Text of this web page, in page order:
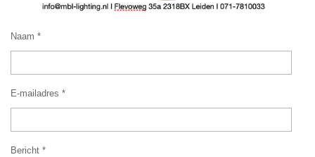
Naam *
E-mailadres *
Bericht *